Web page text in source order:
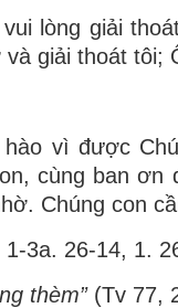
lòng giải
giải thoát tôi;
vì được
cùng ban
Chúng con
1-3a. 26-14, 1.
thèm”(Tv 77,